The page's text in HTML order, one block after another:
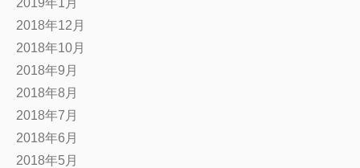
2018年12月
2018年10月
2018年9月
2018年8月
2018年7月
2018年6月
2018年5月